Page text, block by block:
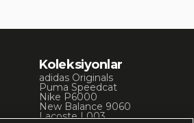
Koleksiyonlar
adidas Originals
Puma Speedcat
Nike P6000
New Balance 9060
Lacoste L003